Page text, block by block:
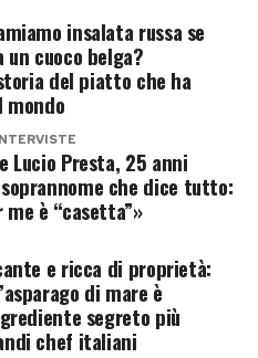
menta, giallo burro,
molto meno
come il nero o il blu
e squisitamente
Accessori in materiali
o rafia e sandali
gelato si scioglierà, il
no.
insalata russa se
un cuoco belga?
del piatto che ha
Lucio Presta, 25 anni
soprannome che dice tutto:
me è “casetta”»
e ricca di proprietà:
di mare è
segreto più
chef italiani